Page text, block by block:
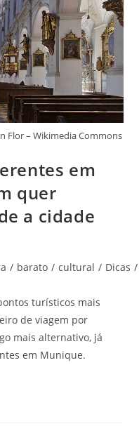
Flor – Wikimedia Commons
em
quer
a cidade
/ barato / cultural / Dicas /
turísticos mais
de viagem por
mais alternativo, já
em Munique.